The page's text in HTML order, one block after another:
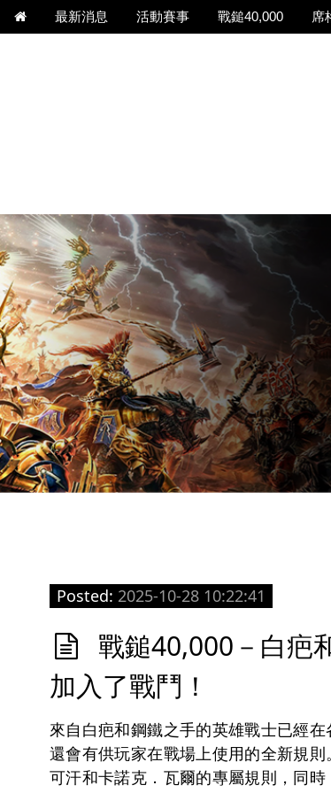
最新消息 活動賽事 戰鎚40,000 席
Posted: 2025-10-28 10:22:41
戰鎚40,000－白疤
加入了戰鬥！
來自白疤和鋼鐵之手的英雄戰士已經
還會有供玩家在戰場上使用的全新規
可汗和卡諾克．瓦爾的專屬規則，同